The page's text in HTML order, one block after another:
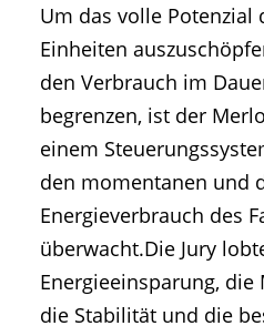
Um das volle Potenzial
Einheiten
den Verbrauch im
begrenzen, ist der
einem
den momentanen und
Energieverbrauch des
überwacht.Die Jury
Energieeinsparung,
die Stabilität und die